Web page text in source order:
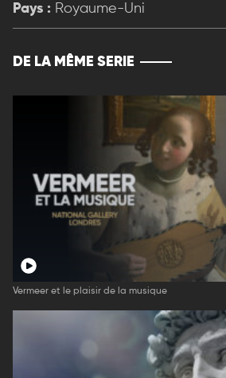
Pays : Royaume-Uni
DE LA MÊME SERIE
Vermeer et le plaisir de la musique